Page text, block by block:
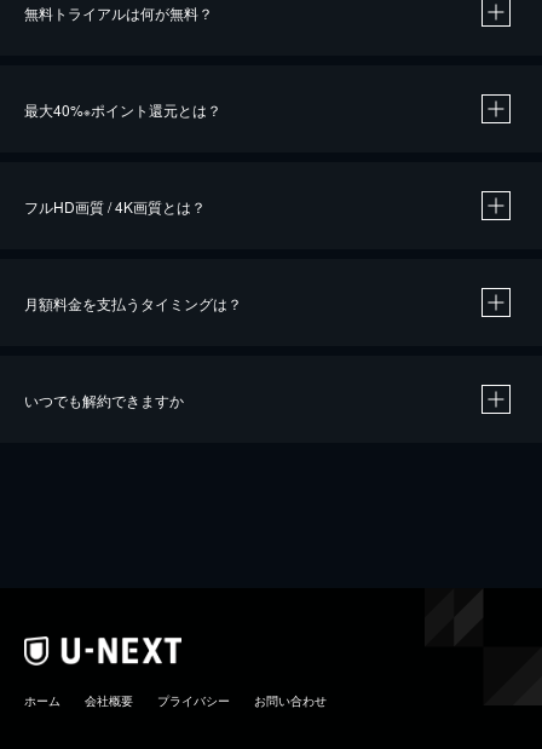
無料トライアルは何が無料？
最大40%※ポイント還元とは？
※40％ポイント還元の対象は、クレジットカード決済による作品の購入 / レンタルです。
フルHD画質 / 4K画質とは？
月額料金を支払うタイミングは？
いつでも解約できますか
ホーム 会社概要 プライバシー お問い合わせ